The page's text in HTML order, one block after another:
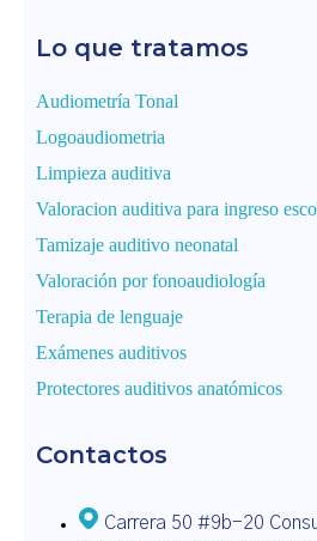
Lo que tratamos
Audiometría Tonal
Logoaudiometria
Limpieza auditiva
Valoracion auditiva para ingreso
Tamizaje auditivo neonatal
Valoración por fonoaudiología
Terapia de lenguaje
Exámenes auditivos
Protectores auditivos anatómicos
Contactos
Carrera 50 #9b-20